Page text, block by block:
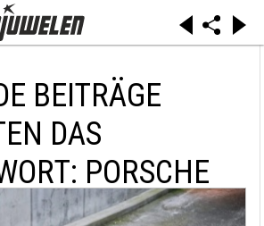
BEITRÄGE
DAS
PORSCHE